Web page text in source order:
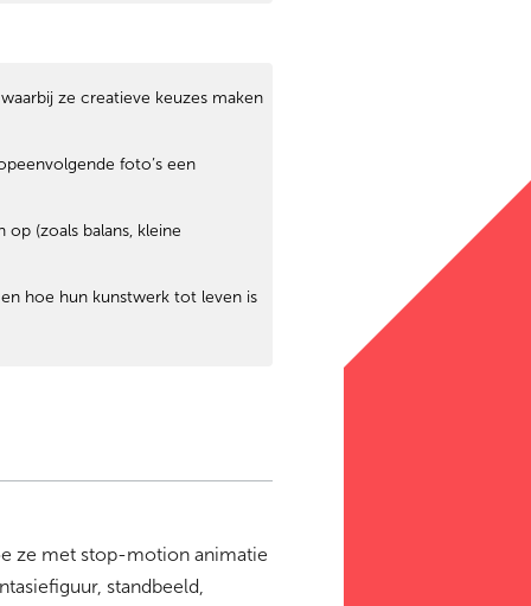
ze creatieve keuzes maken
foto’s een
(zoals balans, kleine
hoe hun kunstwerk tot leven is
ze met stop-motion animatie
standbeeld,